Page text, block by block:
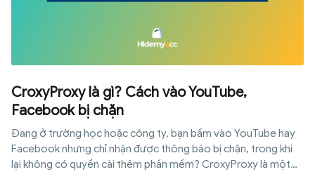
CroxyProxy là gì? Cách vào YouTube,
Facebook bị chặn
Đang ở trường học hoặc công ty, bạn bấm vào YouTube hay
Facebook nhưng chỉ nhận được thông báo bị chặn, trong khi
lại không có quyền cài thêm phần mềm? CroxyProxy là một